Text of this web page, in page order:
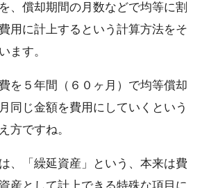
、償却期間の月数などで均等に割
用に計上するという計算方法をそ
ます。
を５年間（６０ヶ月）で均等償却
同じ金額を費用にしていくという
方ですね。
、「繰延資産」という、本来は費